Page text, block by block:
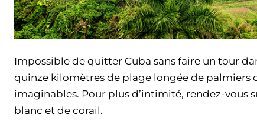
Impossible de quitter Cuba sans faire un tour
quinze kilomètres de plage longée de palmiers
imaginables. Pour plus d’intimité, rendez-vous
blanc et de corail.